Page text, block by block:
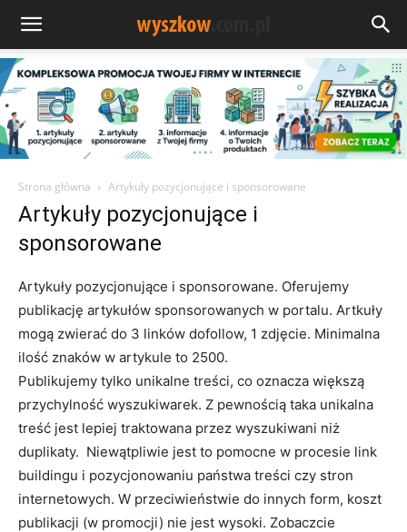
Strona główna Artykuły pozycjonujące i sponsorowane
Artykuły pozycjonujące i
sponsorowane
Artykuły pozycjonujące i sponsorowane. Oferujemy
publikację artykułów sponsorowanych w portalu. Artkuły
mogą zwierać do 3 linków dofollow, 1 zdjęcie. Minimalna
ilość znaków w artykule to 2500.
Publikujemy tylko unikalne treści, co oznacza większą
przychylność wyszukiwarek. Z pewnością taka unikalna
treść jest lepiej traktowana przez wyszukiwani niż
duplikaty. Niewątpliwie jest to pomocne w procesie link
buildingu i pozycjonowaniu państwa treści czy stron
internetowych. W przeciwieństwie do innych form, koszt
publikacji (w promocji) nie jest wysoki. Zobaczcie